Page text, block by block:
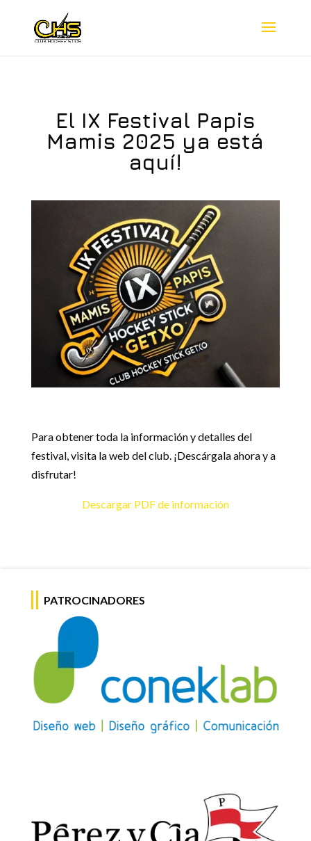
El IX Festival Papis
Mamis 2025 ya está
aquí!
Para obtener toda la información y detalles del
festival, visita la web del club. ¡Descárgala ahora y a
disfrutar!
Descargar PDF de información
PATROCINADORES